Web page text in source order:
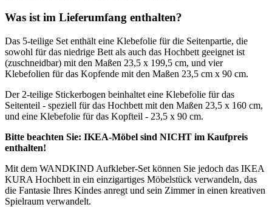
Was ist im Lieferumfang enthalten?
Das 5-teilige Set enthält eine Klebefolie für die Seitenpartie, die
sowohl für das niedrige Bett als auch das Hochbett geeignet ist
(zuschneidbar) mit den Maßen 23,5 x 199,5 cm, und vier
Klebefolien für das Kopfende mit den Maßen 23,5 cm x 90 cm.
Der 2-teilige Stickerbogen beinhaltet eine Klebefolie für das
Seitenteil - speziell für das Hochbett mit den Maßen 23,5 x 160 cm,
und eine Klebefolie für das Kopfteil - 23,5 x 90 cm.
Bitte beachten Sie: IKEA-Möbel sind NICHT im Kaufpreis
enthalten!
Mit dem WANDKIND Aufkleber-Set können Sie jedoch das IKEA
KURA Hochbett in ein einzigartiges Möbelstück verwandeln, das
die Fantasie Ihres Kindes anregt und sein Zimmer in einen kreativen
Spielraum verwandelt.